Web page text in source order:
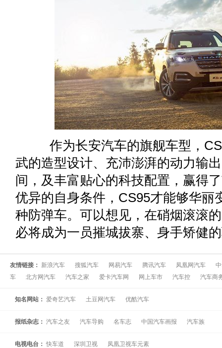
作为长安汽车的旗舰车型，
武的造型设计、充沛澎湃的动力输
间，及丰富贴心的科技配置，赢得
优异的自身条件，CS95才能够华丽
种防弹车。可以想见，在硝烟滚滚
必将成为一员摧城拔寨、身手矫健
友情链接： 新浪汽车 搜狐汽车 网易汽车 腾讯汽车 凤凰网汽车
车
北方网汽车 汽车之家 爱卡汽车网 网上车市 汽车控 汽车商
知名网站： 爱奇艺汽车 土豆网汽车 优酷汽车
报纸杂志： 汽车之友 汽车导购 名车志 中国汽车画报 汽车族
电视电台： 快车道 深圳卫视 凤凰卫视车元素